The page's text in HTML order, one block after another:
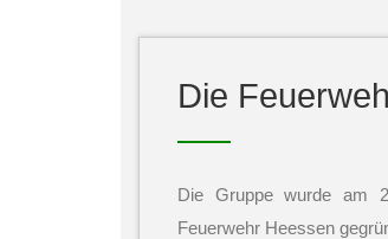
Die
Die Gruppe wurde am
Feuerwehr Heessen